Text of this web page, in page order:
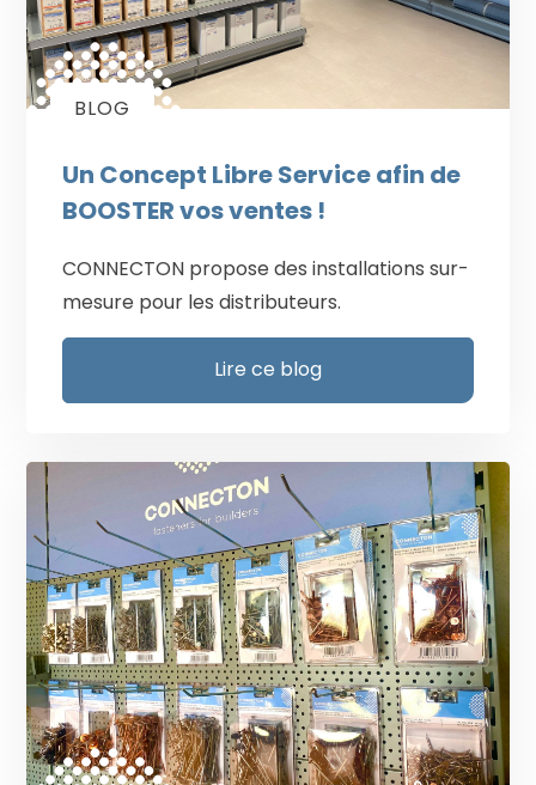
BLOG
Un Concept Libre Service afin de
BOOSTER vos ventes !
CONNECTON propose des installations sur-
mesure pour les distributeurs.
Lire ce blog